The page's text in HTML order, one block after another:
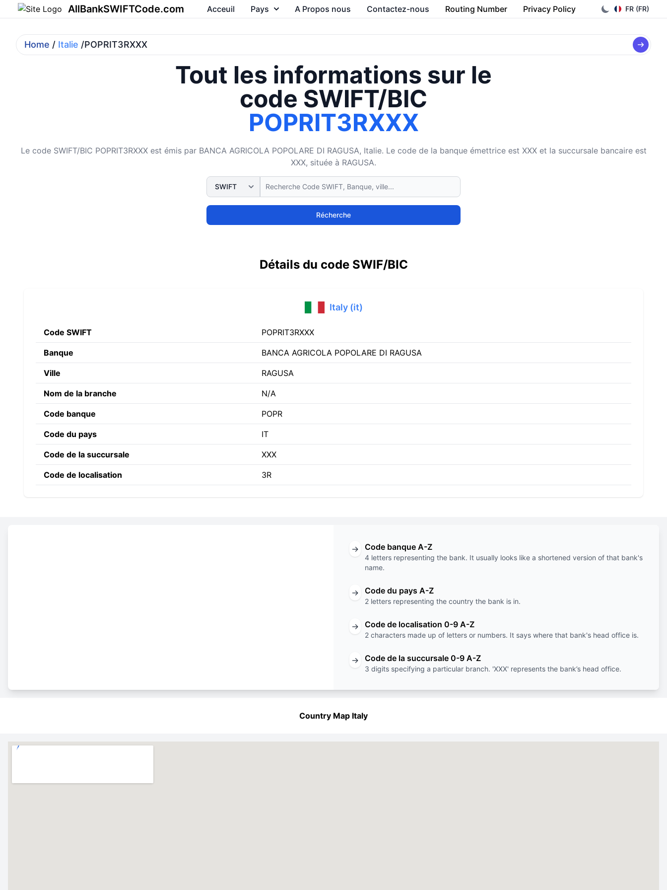
AllBankSWIFTCode.com FR (FR)
Acceuil Pays A Propos nous Contactez-nous Routing Number Privacy Policy
Home / Italie /POPRIT3RXXX
Tout les informations sur le
code SWIFT/BIC
POPRIT3RXXX
Le code SWIFT/BIC POPRIT3RXXX est émis par BANCA AGRICOLA POPOLARE DI RAGUSA, Italie. Le code de la banque émettrice est XXX et la succursale bancaire est
XXX, située à RAGUSA.
Récherche
Détails du code SWIF/BIC
Italy (it)
Code SWIFT POPRIT3RXXX
Banque BANCA AGRICOLA POPOLARE DI RAGUSA
Ville RAGUSA
Nom de la branche N/A
Code banque POPR
Code du pays IT
Code de la succursale XXX
Code de localisation 3R
→ Code banque A-Z
4 letters representing the bank. It usually looks like a shortened version of that bank's
name.
→ Code du pays A-Z
2 letters representing the country the bank is in.
→ Code de localisation 0-9 A-Z
2 characters made up of letters or numbers. It says where that bank's head office is.
→ Code de la succursale 0-9 A-Z
3 digits specifying a particular branch. 'XXX' represents the bank’s head office.
Country Map Italy